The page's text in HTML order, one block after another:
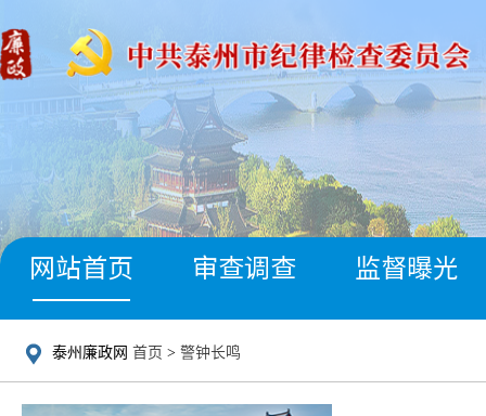
网站首页 审查调查 监督曝光
泰州廉政网 首页 > 警钟长鸣